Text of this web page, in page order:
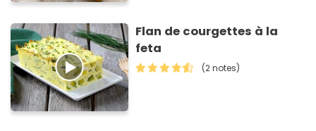
Flan de courgettes à la
feta
(2 notes)